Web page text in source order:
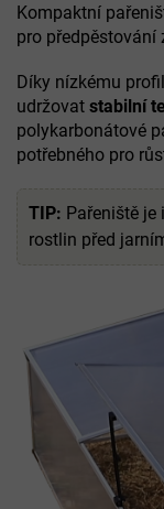
Kompaktní
pro předpěstování
Díky nízkému
udržovat stabilní
polykarbonátové
potřebného pro
TIP: Pařeniště
rostlin před